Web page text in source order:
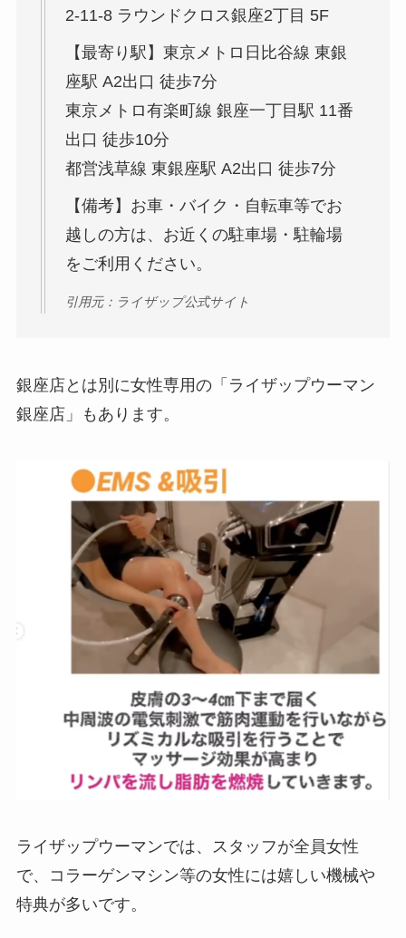
2-11-8 ラウンドクロス銀座2丁目 5F
【最寄り駅】東京メトロ日比谷線 東銀
座駅 A2出口 徒歩7分
東京メトロ有楽町線 銀座一丁目駅 11番
出口 徒歩10分
都営浅草線 東銀座駅 A2出口 徒歩7分
【備考】お車・バイク・自転車等でお
越しの方は、お近くの駐車場・駐輪場
をご利用ください。
引用元：ライザップ公式サイト
銀座店とは別に女性専用の「ライザップウーマン
銀座店」もあります。
ライザップウーマンでは、スタッフが全員女性
で、コラーゲンマシン等の女性には嬉しい機械や
特典が多いです。